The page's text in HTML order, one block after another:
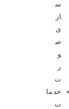
س
از
ی
ص
و
ر
ت
خدما
ت